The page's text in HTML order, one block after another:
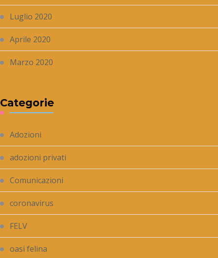
Luglio 2020
Aprile 2020
Marzo 2020
Categorie
Adozioni
adozioni privati
Comunicazioni
coronavirus
FELV
oasi felina